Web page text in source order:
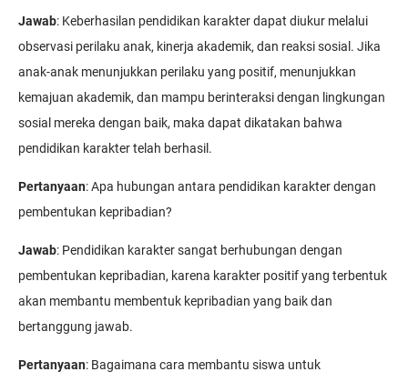
Jawab: Keberhasilan pendidikan karakter dapat diukur melalui
observasi perilaku anak, kinerja akademik, dan reaksi sosial. Jika
anak-anak menunjukkan perilaku yang positif, menunjukkan
kemajuan akademik, dan mampu berinteraksi dengan lingkungan
sosial mereka dengan baik, maka dapat dikatakan bahwa
pendidikan karakter telah berhasil.
Pertanyaan: Apa hubungan antara pendidikan karakter dengan
pembentukan kepribadian?
Jawab: Pendidikan karakter sangat berhubungan dengan
pembentukan kepribadian, karena karakter positif yang terbentuk
akan membantu membentuk kepribadian yang baik dan
bertanggung jawab.
Pertanyaan: Bagaimana cara membantu siswa untuk